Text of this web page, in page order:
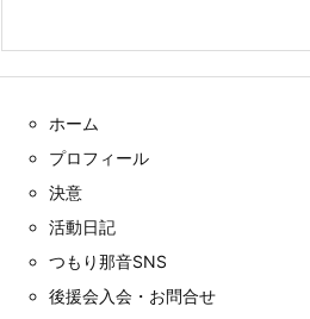
ホーム
プロフィール
決意
活動日記
つもり那音SNS
後援会入会・お問合せ